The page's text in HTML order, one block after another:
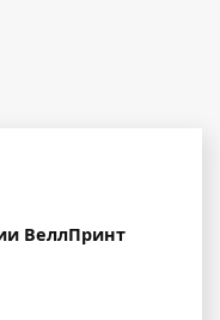
ВеллПринт